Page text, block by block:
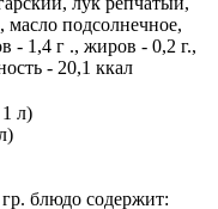
подсолнечное,
- 1,4 г ., жиров - 0,2 г.,
- 20,1 ккал
блюдо содержит: